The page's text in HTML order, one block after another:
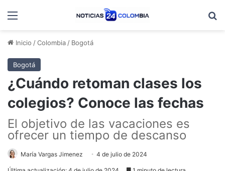
Menú
Inicio /Colombia / Bogotá
Bogotá
¿Cuándo retoman clases los
colegios? Conoce las fechas
El objetivo de las vacaciones es
ofrecer un tiempo de descanso
María Vargas Jimenez 4 de julio de 2024